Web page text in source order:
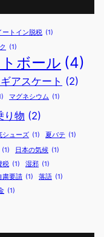
ートイン脱税 (1)
(1)
ボール (4)
アスケート (2)
マグネシウム (1)
り物 (2)
シューズ (1) 夏バテ (1)
(1) 日本の気候 (1)
税 (1) 湿邪 (1)
粛要請 (1) 落語 (1)
(1)